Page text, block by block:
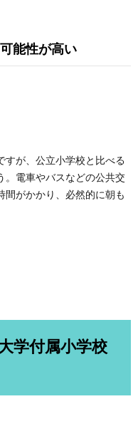
能性が高い
すが、公立小学校と比べる
。電車やバスなどの公共交
間がかかり、必然的に朝も
学付属小学校